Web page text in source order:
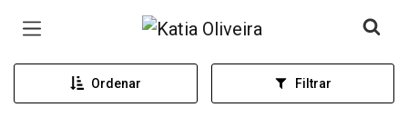
Página inicial
Ordenar Filtrar